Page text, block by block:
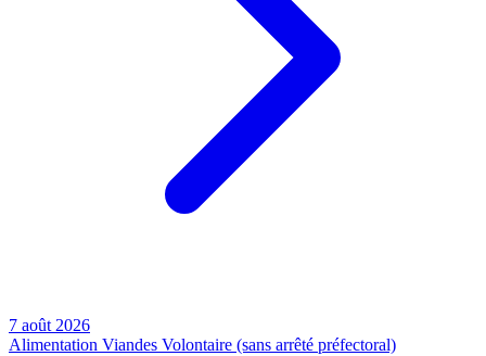
7 août 2026
Alimentation Viandes Volontaire (sans arrêté préfectoral)